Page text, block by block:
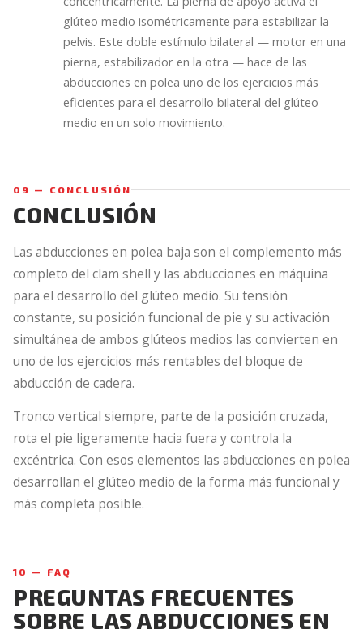
glúteo medio isométricamente para estabilizar la
pelvis. Este doble estímulo bilateral — motor en una
pierna, estabilizador en la otra — hace de las
abducciones en polea uno de los ejercicios más
eficientes para el desarrollo bilateral del glúteo
medio en un solo movimiento.
09 — CONCLUSIÓN
CONCLUSIÓN
Las abducciones en polea baja son el complemento más
completo del clam shell y las abducciones en máquina
para el desarrollo del glúteo medio. Su tensión
constante, su posición funcional de pie y su activación
simultánea de ambos glúteos medios las convierten en
uno de los ejercicios más rentables del bloque de
abducción de cadera.
Tronco vertical siempre, parte de la posición cruzada,
rota el pie ligeramente hacia fuera y controla la
excéntrica. Con esos elementos las abducciones en polea
desarrollan el glúteo medio de la forma más funcional y
más completa posible.
10 — FAQ
PREGUNTAS FRECUENTES
SOBRE LAS ABDUCCIONES EN